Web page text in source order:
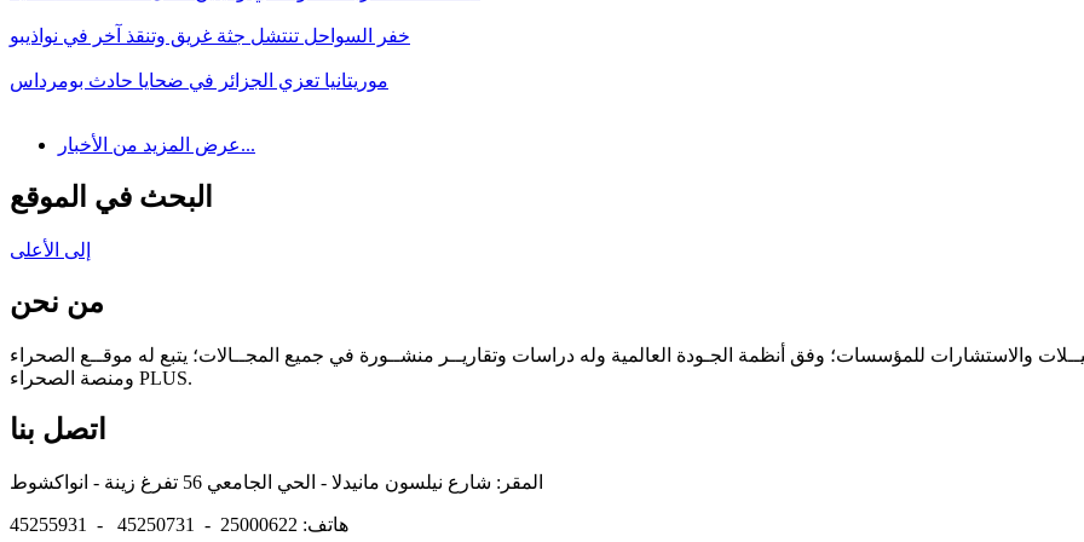
خفر السواحل تنتشل جثة غريق وتنقذ آخر في نواذيبو
موريتانيا تعزي الجزائر في ضحايا حادث بومرداس
عرض المزيد من الأخبار...
البحث في الموقع
إلى الأعلى
من نحن
والاستشارات للمؤسسات؛ وفق أنظمة الجـودة العالمية وله دراسات وتقاريــر منشــورة في جميع المجــالات؛ يتبع له موقــع الصحراء
ومنصة الصحراء PLUS.
اتصل بنا
هاتف: 25000622 - 45250731 - 45255931